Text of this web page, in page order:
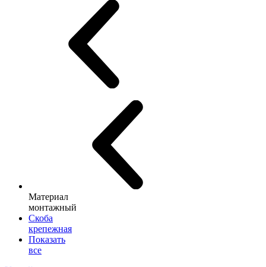
Материал
монтажный
Скоба
крепежная
Показать
все